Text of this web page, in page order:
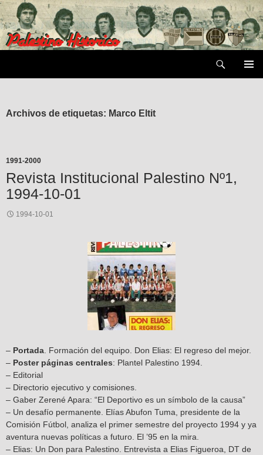
Saltar
al
contenido
Archivos de etiquetas: Marco Eltit
1991-2000
Revista Institucional Palestino Nº1,
1994-10-01
1994-10-01
– Portada . Formación del equipo. Don Elias: El regreso del mejor.
– Poster páginas centrales: Plantel Palestino 1994.
– Editorial
– Directorio ejecutivo y comisiones.
– Gaber Zerené Apara: “El Deportivo es un símbolo de la causa”
– Un desafío permanente. Elías Abufon Tuma, presidente de la
Comisión Fútbol, analiza el primer semestre del proyecto 1994 y ya
aventura nuevas políticas a futuro. El ’95 en la mira.
– Elias: Un Don para Palestino. Entrevista a Elias Figueroa, DT de